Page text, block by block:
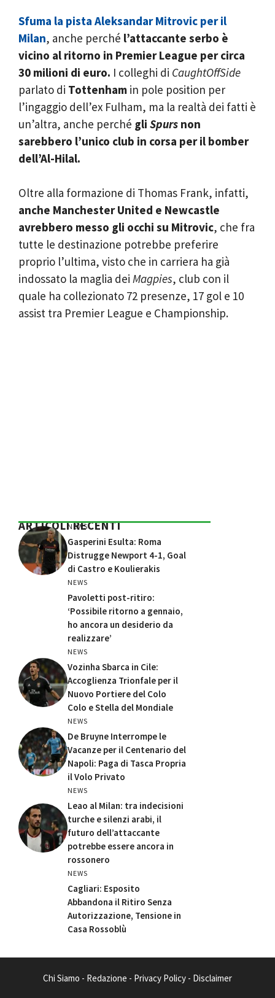
Sfuma la pista Aleksandar Mitrovic per il
Milan, anche perché l’attaccante serbo è
vicino al ritorno in Premier League per circa
30 milioni di euro. I colleghi di CaughtOffSide
parlato di Tottenham in pole position per
l’ingaggio dell’ex Fulham, ma la realtà dei fatti è
un’altra, anche perché gli Spurs non
sarebbero l’unico club in corsa per il bomber
dell’Al-Hilal.
Oltre alla formazione di Thomas Frank, infatti,
anche Manchester United e Newcastle
avrebbero messo gli occhi su Mitrovic, che fra
tutte le destinazione potrebbe preferire
proprio l’ultima, visto che in carriera ha già
indossato la maglia dei Magpies, club con il
quale ha collezionato 72 presenze, 17 gol e 10
assist tra Premier League e Championship.
ARTICOLI RECENTI
NEWS
Gasperini Esulta: Roma
Distrugge Newport 4-1, Goal
di Castro e Koulierakis
NEWS
Pavoletti post-ritiro:
‘Possibile ritorno a gennaio,
ho ancora un desiderio da
realizzare’
NEWS
Vozinha Sbarca in Cile:
Accoglienza Trionfale per il
Nuovo Portiere del Colo
Colo e Stella del Mondiale
NEWS
De Bruyne Interrompe le
Vacanze per il Centenario del
Napoli: Paga di Tasca Propria
il Volo Privato
NEWS
Leao al Milan: tra indecisioni
turche e silenzi arabi, il
futuro dell’attaccante
potrebbe essere ancora in
rossonero
NEWS
Cagliari: Esposito
Abbandona il Ritiro Senza
Autorizzazione, Tensione in
Casa Rossoblù
Chi Siamo - Redazione - Privacy Policy - Disclaimer